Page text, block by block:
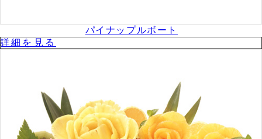
パイナップルボート
詳細を⾒る